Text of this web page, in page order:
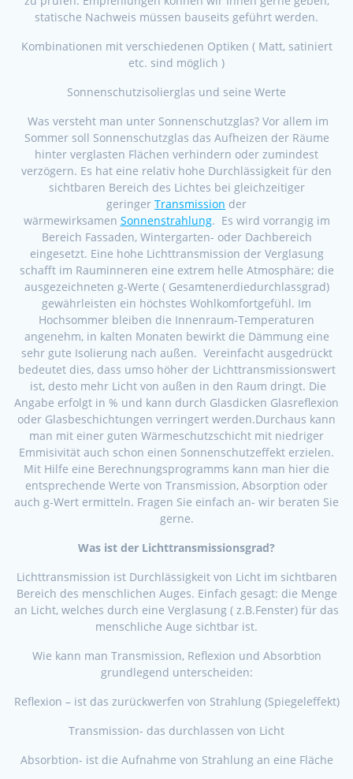
statische Nachweis müssen bauseits geführt werden.
Kombinationen mit verschiedenen Optiken ( Matt, satiniert
etc. sind möglich )
Sonnenschutzisolierglas und seine Werte
Was versteht man unter Sonnenschutzglas? Vor allem im
Sommer soll Sonnenschutzglas das Aufheizen der Räume
hinter verglasten Flächen verhindern oder zumindest
verzögern. Es hat eine relativ hohe Durchlässigkeit für den
sichtbaren Bereich des Lichtes bei gleichzeitiger
geringer Transmission der
wärmewirksamen Sonnenstrahlung. Es wird vorrangig im
Bereich Fassaden, Wintergarten- oder Dachbereich
eingesetzt. Eine hohe Lichttransmission der Verglasung
schafft im Rauminneren eine extrem helle Atmosphäre; die
ausgezeichneten g-Werte ( Gesamtenerdiedurchlassgrad)
gewährleisten ein höchstes Wohlkomfortgefühl. Im
Hochsommer bleiben die Innenraum-Temperaturen
angenehm, in kalten Monaten bewirkt die Dämmung eine
sehr gute Isolierung nach außen. Vereinfacht ausgedrückt
bedeutet dies, dass umso höher der Lichttransmissionswert
ist, desto mehr Licht von außen in den Raum dringt. Die
Angabe erfolgt in % und kann durch Glasdicken Glasreflexion
oder Glasbeschichtungen verringert werden.Durchaus kann
man mit einer guten Wärmeschutzschicht mit niedriger
Emmisivität auch schon einen Sonnenschutzeffekt erzielen.
Mit Hilfe eine Berechnungsprogramms kann man hier die
entsprechende Werte von Transmission, Absorption oder
auch g-Wert ermitteln. Fragen Sie einfach an- wir beraten Sie
gerne.
Was ist der Lichttransmissionsgrad?
Lichttransmission ist Durchlässigkeit von Licht im sichtbaren
Bereich des menschlichen Auges. Einfach gesagt: die Menge
an Licht, welches durch eine Verglasung ( z.B.Fenster) für das
menschliche Auge sichtbar ist.
Wie kann man Transmission, Reflexion und Absorbtion
grundlegend unterscheiden:
Reflexion – ist das zurückwerfen von Strahlung (Spiegeleffekt)
Transmission- das durchlassen von Licht
Absorbtion- ist die Aufnahme von Strahlung an eine Fläche